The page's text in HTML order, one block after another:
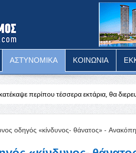
ΑΣΤΥΝΟΜΙΚΑ ΚΟΙΝΩΝΙΑ
εκτάρια, θα διερευνηθούν τα αίτια